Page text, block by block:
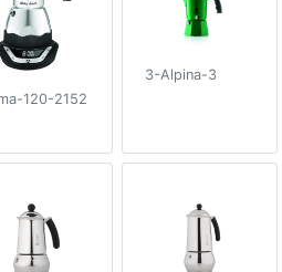
120-2152
3-Alpina-3